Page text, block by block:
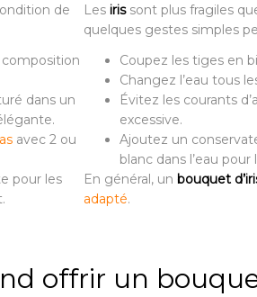
de
dans un
avec 2 ou
pour les
Les iris sont plus fragiles
quelques gestes simples
Coupez les tiges en
Changez l’eau tous
Évitez les courants
excessive.
Ajoutez un
blanc dans l’eau
En général, un bouquet
adapté.
offrir un